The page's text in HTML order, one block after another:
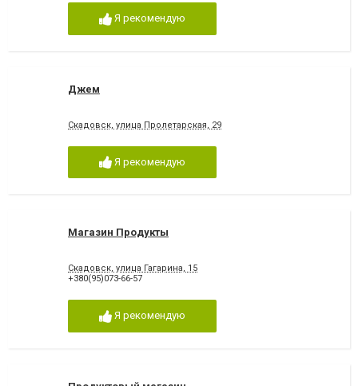
Я рекомендую
Джем
Скадовск, улица Пролетарская, 29
Я рекомендую
Магазин Продукты
Скадовск, улица Гагарина, 15
+380(95)073-66-57
Я рекомендую